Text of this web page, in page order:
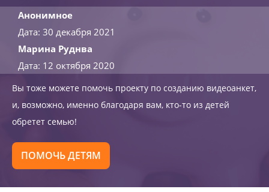
Анонимное
Дата: 30 декабря 2021
Марина Руднва
Дата: 12 октября 2020
Вы тоже можете помочь проекту по созданию видеоанкет,
и, возможно, именно благодаря вам, кто-то из детей
обретет семью!
ПОМОЧЬ ДЕТЯМ